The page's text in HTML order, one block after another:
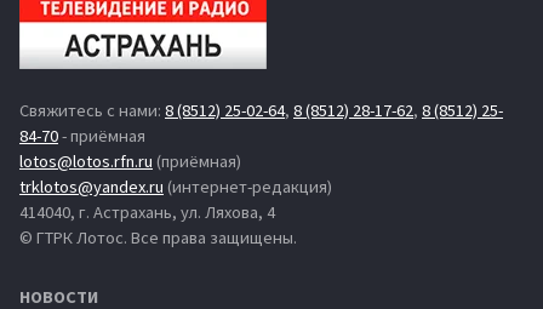
Свяжитесь с нами: 8 (8512) 25-02-64, 8 (8512) 28-17-62, 8 (8512) 25-
84-70- приёмная
lotos@lotos.rfn.ru (приёмная)
trklotos@yandex.ru (интернет-редакция)
414040, г. Астрахань, ул. Ляхова, 4
© ГТРК Лотос. Все права защищены.
НОВОСТИ